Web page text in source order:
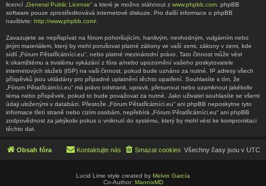
licencí „ General Public License“ a které je možno stáhnout z www.phpbb.com . phpBB
software pouze zprostředkovává internetové diskuze. Pro další informace o phpBB
navštivte: http://www.phpbb.com/
Zavazujete se nepřispívat na fórum pohoršujícím, hanlivým, nevhodným, vulgárním nebo
jiným materiálem, který by mohl porušovat platné zákony ve vaší zemi, zákony v zemi, kde
sídlí „Fórum Pětatřicátníci.eu“, nebo platné mezinárodní právo. Tato činnost může vést
k okamžitému a trvalému vykázání z fóra a/nebo upozornění vašeho poskytovatele
internetových služeb (ISP) na vaši činnost, pokud bude uznáno za nutné. IP adresy všech
příspěvků jsou ukládány pro případné uplatnění těchto opatření. Souhlasíte s tím, že
„Fórum Pětatřicátníci.eu“ má právo odstranit, upravit, přesunout nebo uzamknout jakékoliv
téma nebo příspěvek, pokud to bude považovat za nutné. Jako uživatel souhlasíte se všemi
údaji uloženými v databázi. Přestože „Fórum Pětatřicátníci.eu“ ani phpBB neposkytne tyto
informace třetí straně nebo cizím osobám, nepřebírá „Fórum Pětatřicátníci.eu“ ani phpBB
zodpovědnost za jakýkoliv pokus o vniknutí do systému, který by mohl vést ke kompromitaci
těchto dat.
Obsah fóra Všechny časy jsou v UTC
Smazat cookies
Kontaktujte nás
Lucid Lime style created by Melvin García
Co-Author: MannixMD